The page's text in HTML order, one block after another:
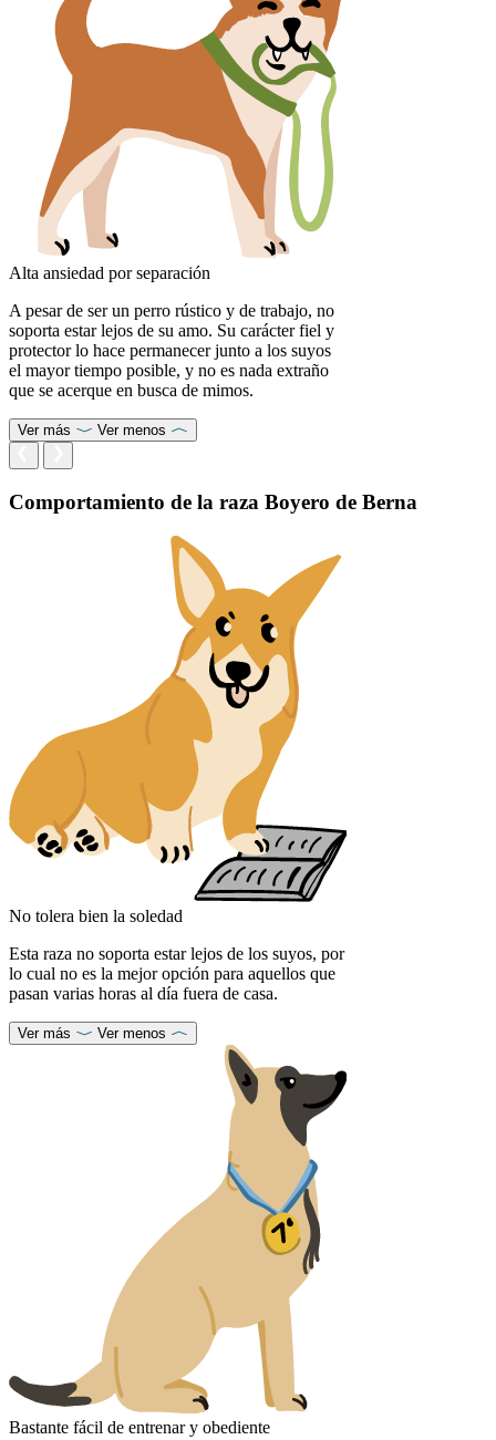
Alta ansiedad por separación
A pesar de ser un perro rústico y de trabajo, no
soporta estar lejos de su amo. Su carácter fiel y
protector lo hace permanecer junto a los suyos
el mayor tiempo posible, y no es nada extraño
que se acerque en busca de mimos.
Ver más Ver menos
Comportamiento de la raza Boyero de Berna
No tolera bien la soledad
Esta raza no soporta estar lejos de los suyos, por
lo cual no es la mejor opción para aquellos que
pasan varias horas al día fuera de casa.
Ver más Ver menos
Bastante fácil de entrenar y obediente